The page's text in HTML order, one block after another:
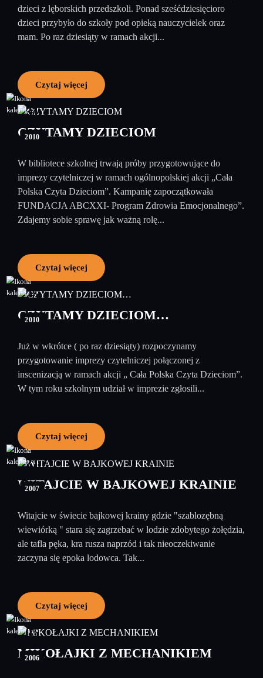
dzieci z lęborskich przedszkoli. Ponad sześćdziesięcioro
dzieci przybyło do szkoły pod opieką nauczycielek oraz
mam. Po raz dziesiąty w ramach akcji...
Czytaj więcej
31
2010
CZYTAMY DZIECIOM
W bibliotece szkolnej trwają próby przygotowujące do
imprezy czytelniczej w ramach ogólnopolskiej akcji „Cała
Polska Czyta Dzieciom”. Kampanię zapoczątkowała
FUNDACJA ABCXXI- Program Zdrowia Emocjonalnego”.
Zdajemy sobie sprawę jak ważną rolę...
Czytaj więcej
25
2010
CZYTAMY DZIECIOM…
Już w wkrótce ( po raz dziesiąty) rozpoczynamy
przygotowanie imprezy czytelniczej połączonej z
inscenizacją w ramach akcji „ Cała Polska Czyta Dzieciom”.
W tym roku szkolnym udział w imprezie zgłosili...
Czytaj więcej
31
2007
WITAJCIE W BAJKOWEJ KRAINIE
Witajcie w świecie bajkowej krainy gdzie "szablozębną
wiewiórką " stara się zagrzebać w lodzie zdobytego żołędzia,
ale tafla pęka, kra rusza naprzód i tak nieoczekiwanie
zaczyna się epoka lodowca. Tak...
Czytaj więcej
05
2006
MIKOŁAJKI Z MECHANIKIEM